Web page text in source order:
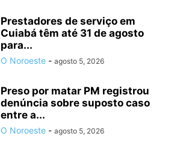
Prestadores de serviço em
Cuiabá têm até 31 de agosto
para...
O Noroeste - agosto 5, 2026
Preso por matar PM registrou
denúncia sobre suposto caso
entre a...
O Noroeste - agosto 5, 2026